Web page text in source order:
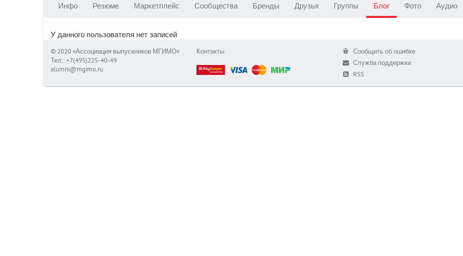
Инфо Резюме Маркетплейс Сообщества Бренды Друзья Группы Блог Фото Аудио
У данного пользователя нет записей
© 2020 «Ассоциация выпускников МГИМО»
Тел.: +7(495)225-40-49
alumni@mgimo.ru
Контакты
Сообщить об ошибке
Служба поддержки
RSS